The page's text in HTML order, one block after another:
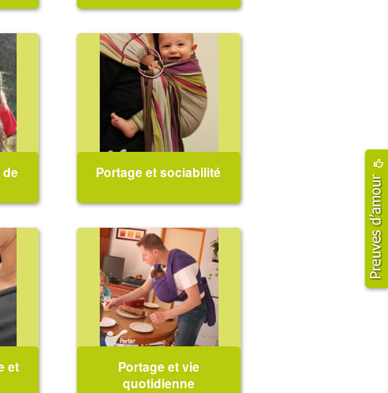
contre moi ? Vais-je arriver à le
poser une fois endormi ? Il dort
si bien contre moi la journée :
va-t-il dormir la nuit ?...
de
il se
les
Portage et sociabilité
rendre plus sauvage avec les
autres ?
et
Portage et vie
quotidienne